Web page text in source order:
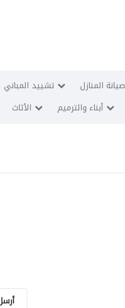
تشييد المباني صيانة المنازل
الأثاث أبناء والترميم